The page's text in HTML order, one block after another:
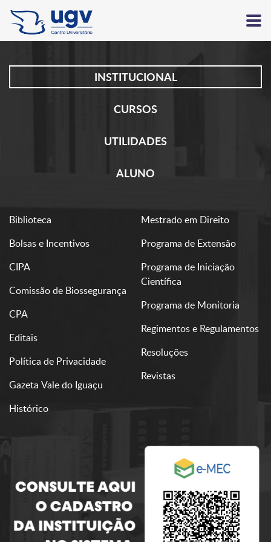
INSTITUCIONAL
CURSOS
UTILIDADES
ALUNO
Biblioteca
Bolsas e Incentivos
CIPA
Comissão de Biossegurança
CPA
Editais
Política de Privacidade
Gazeta Vale do Iguaçu
Histórico
Mestrado em Direito
Programa de Extensão
Programa de Iniciação
Científica
Programa de Monitoria
Regimentos e Regulamentos
Resoluções
Revistas